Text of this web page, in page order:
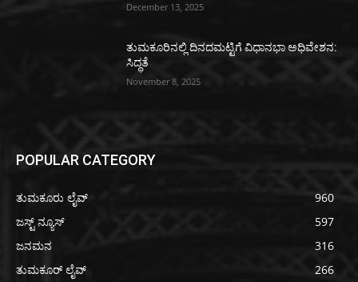
December 13, 2025
ತುಮಕೂರಿನಲ್ಲಿ ದಿನದಮಟ್ಟಿಗೆ ವಿಧಾನಭಾ ಅಧಿವೇಶನ:
ಸಿದ್ಧತೆ
November 8, 2025
POPULAR CATEGORY
ತುಮಕೂರು ಲೈವ್
960
ಜಸ್ಟ್ ನ್ಯೂಸ್
597
ಜನಮನ
316
ತುಮಕೂರ್ ಲೈವ್
266